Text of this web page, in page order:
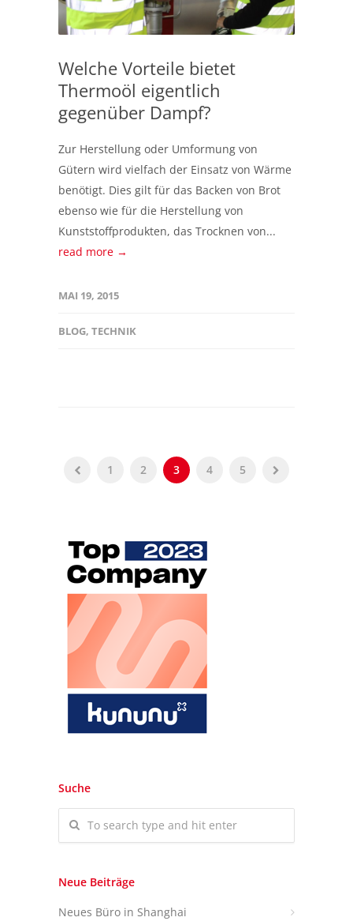
Welche Vorteile bietet
Thermoöl eigentlich
gegenüber Dampf?
Zur Herstellung oder Umformung von
Gütern wird vielfach der Einsatz von Wärme
benötigt. Dies gilt für das Backen von Brot
ebenso wie für die Herstellung von
Kunststoffprodukten, das Trocknen von...
read more →
MAI 19, 2015
BLOG, TECHNIK
1 2 3 4 5
Suche
Neue Beiträge
Neues Büro in Shanghai